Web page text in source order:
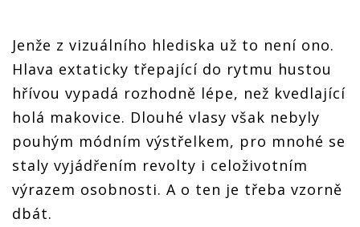
Jenže z vizuálního hlediska už to není ono.
Hlava extaticky třepající do rytmu hustou
hřívou vypadá rozhodně lépe, než kvedlající
holá makovice. Dlouhé vlasy však nebyly
pouhým módním výstřelkem, pro mnohé se
staly vyjádřením revolty i celoživotním
výrazem osobnosti. A o ten je třeba vzorně
dbát.